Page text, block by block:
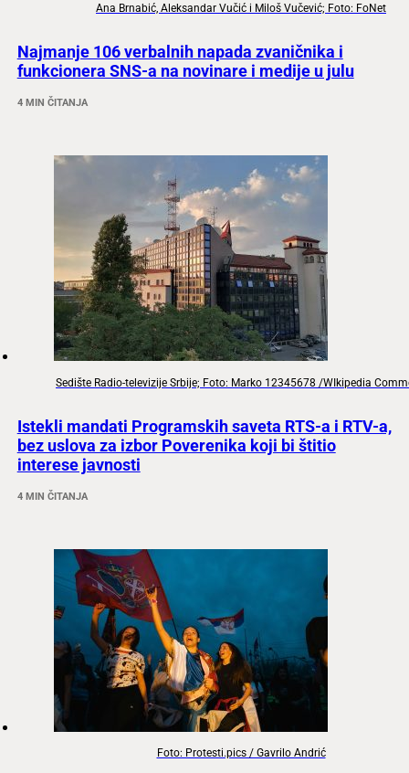
Ana Brnabić, Aleksandar Vučić i Miloš Vučević; Foto: FoNet
Najmanje 106 verbalnih napada zvaničnika i
funkcionera SNS-a na novinare i medije u julu
4 MIN ČITANJA
Sedište Radio-televizije Srbije; Foto: Marko 12345678 /WIkipedia
Istekli mandati Programskih saveta RTS-a i RTV-a,
bez uslova za izbor Poverenika koji bi štitio
interese javnosti
4 MIN ČITANJA
Foto: Protesti.pics / Gavrilo Andrić